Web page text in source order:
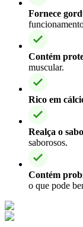
Fornece
Contém
muscular.
Rico em
Realça o
saborosos.
Contém
o que pode